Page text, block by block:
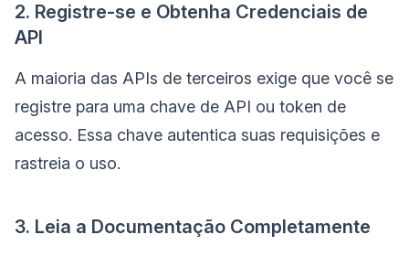
2. Registre-se e Obtenha Credenciais de
API
A maioria das APIs de terceiros exige que você se
registre para uma chave de API ou token de
acesso. Essa chave autentica suas requisições e
rastreia o uso.
3. Leia a Documentação Completamente